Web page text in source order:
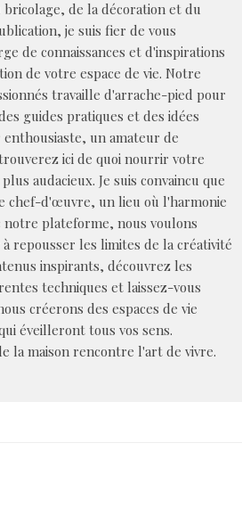
de la décoration et du
je suis fier de vous
de connaissances et d'inspirations
de votre espace de vie. Notre
travaille d'arrache-pied pour
guides pratiques et des idées
un amateur de
ici de quoi nourrir votre
audacieux. Je suis convaincu que
chef-d'œuvre, un lieu où l'harmonie
notre plateforme, nous voulons
repousser les limites de la créativité
inspirants, découvrez les
techniques et laissez-vous
créerons des espaces de vie
éveilleront tous vos sens.
la maison rencontre l'art de vivre.